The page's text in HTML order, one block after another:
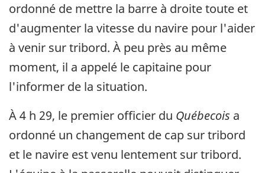
ordonné de mettre la barre à droite toute et
d'augmenter la vitesse du navire pour l'aider
à venir sur tribord. À peu près au même
moment, il a appelé le capitaine pour
l'informer de la situation.
À 4 h 29, le premier officier du Québecois a
ordonné un changement de cap sur tribord
et le navire est venu lentement sur tribord.